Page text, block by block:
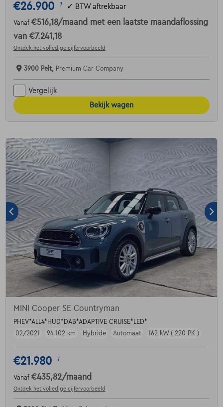
€26.900 1 ✓ BTW aftrekbaar
Vanaf €516,18/maand met een laatste maandaflossing
van €7.241,18
Ontdek het volledige cijfervoorbeeld
3900 Pelt, Premium Car Company
Vergelijk
Bekijk wagen
MINI Cooper SE Countryman
PHEV*ALL4*HUD*DAB*ADAPTIVE CRUISE*LED*
02/2021
94.102 km Hybride Automaat 162 kW ( 220 PK )
€21.980 1
Vanaf €435,82/maand
Ontdek het volledige cijfervoorbeeld